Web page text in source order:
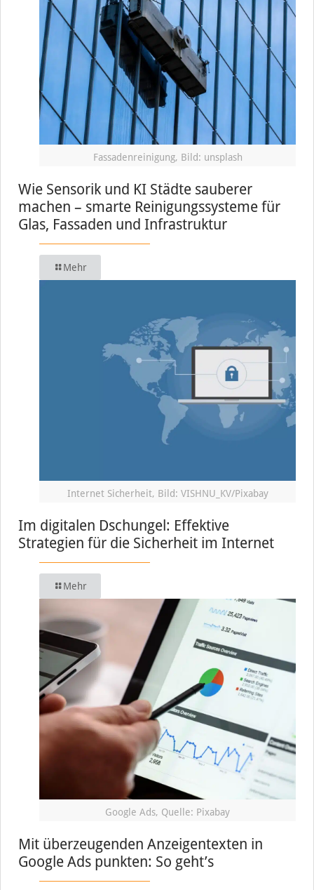
Fassadenreinigung, Bild: unsplash
Wie Sensorik und KI Städte sauberer
machen – smarte Reinigungssysteme für
Glas, Fassaden und Infrastruktur
Mehr
Internet Sicherheit, Bild: VISHNU_KV/Pixabay
Im digitalen Dschungel: Effektive
Strategien für die Sicherheit im Internet
Mehr
Google Ads, Quelle: Pixabay
Mit überzeugenden Anzeigentexten in
Google Ads punkten: So geht’s